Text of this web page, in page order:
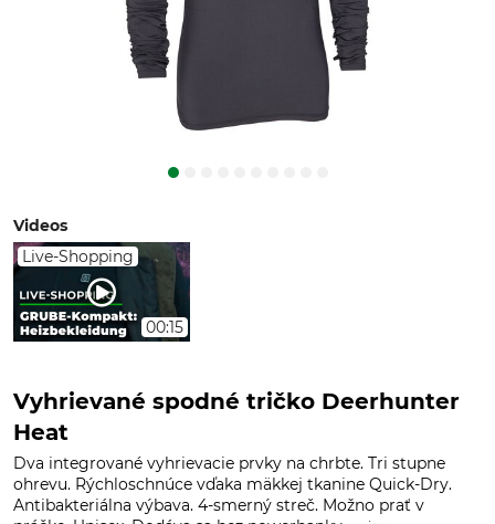
Videos
Live-Shopping
00:15
Vyhrievané spodné tričko Deerhunter
Heat
Dva integrované vyhrievacie prvky na chrbte. Tri stupne
ohrevu. Rýchloschnúce vďaka mäkkej tkanine Quick-Dry.
Antibakteriálna výbava. 4-smerný streč. Možno prať v